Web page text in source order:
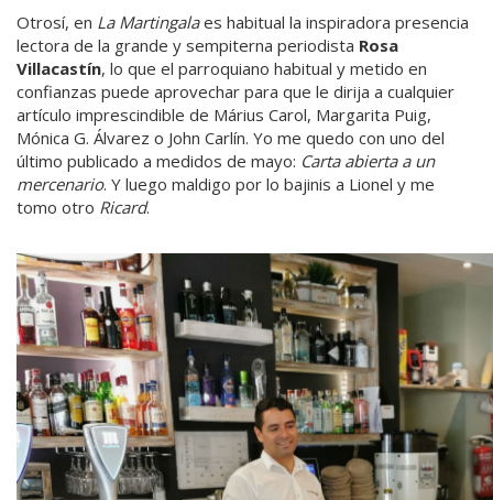
Otrosí, en La Martingalaes habitual la inspiradora presencia
lectora de la grande y sempiterna periodista Rosa
Villacastín, lo que el parroquiano habitual y metido en
confianzas puede aprovechar para que le dirija a cualquier
artículo imprescindible de Márius Carol, Margarita Puig,
Mónica G. Álvarez o John Carlín. Yo me quedo con uno del
último publicado a medidos de mayo: Carta abierta a un
mercenario. Y luego maldigo por lo bajinis a Lionel y me
tomo otro Ricard.